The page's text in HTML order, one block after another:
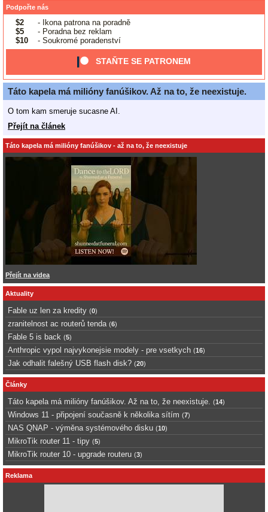
Podpořte nás
$2
- Ikona patrona na poradně
$5
- Poradna bez reklam
$10
- Soukromé poradenství
STAŇTE SE PATRONEM
Táto kapela má milióny fanúšikov. Až na to, že neexistuje.
O tom kam smeruje sucasne AI.
Přejít na článek
Táto kapela má milióny fanúšikov - až na to, že neexistuje
Přejít na videa
Aktuality
Fable uz len za kredity (0)
zranitelnost ac routerů tenda (6)
Fable 5 is back (5)
Anthropic vypol najvykonejsie modely - pre vsetkych (16)
Jak odhalit falešný USB flash disk? (20)
Články
Táto kapela má milióny fanúšikov. Až na to, že neexistuje. (14)
Windows 11 - připojení současně k několika sítím (7)
NAS QNAP - výměna systémového disku (10)
MikroTik router 11 - tipy (5)
MikroTik router 10 - upgrade routeru (3)
Reklama